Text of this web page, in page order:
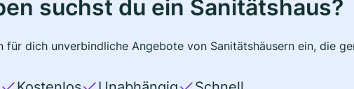
suchst du ein Sanitätshaus?
dich unverbindliche Angebote von Sanitätshäusern ein, die